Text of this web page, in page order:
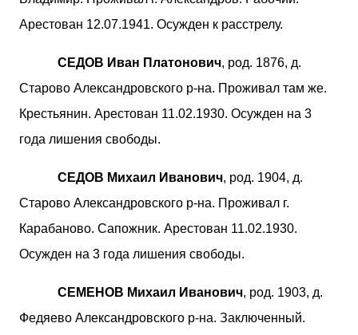
Арестован 12.07.1941. Осужден к расстрелу.
СЕДОВ Иван Платонович, род. 1876, д.
Старово Александровского р-на. Проживал там же.
Крестьянин. Арестован 11.02.1930. Осужден на 3
года лишения свободы.
СЕДОВ Михаил Иванович, род. 1904, д.
Старово Александровского р-на. Проживал г.
Карабаново. Сапожник. Арестован 11.02.1930.
Осужден на 3 года лишения свободы.
СЕМЕНОВ Михаил Иванович, род. 1903, д.
Федяево Александровского р-на. Заключенный.